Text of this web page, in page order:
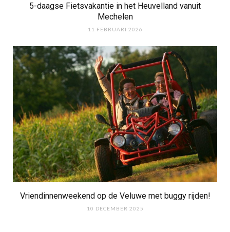
5-daagse Fietsvakantie in het Heuvelland vanuit
Mechelen
11 FEBRUARI 2026
Vriendinnenweekend op de Veluwe met buggy rijden!
10 DECEMBER 2025